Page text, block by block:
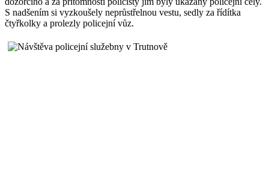
S nadšením si vyzkoušely neprůstřelnou vestu, sedly za řídítka
čtyřkolky a prolezly policejní vůz.